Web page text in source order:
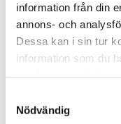
information från din
annons- och
Dessa kan i sin tur
information som du
Nödvändig
Tillbehör
Tillbehör
dessa effekt- och
PEL52, PEL102, PEL103,
2,420.00kr